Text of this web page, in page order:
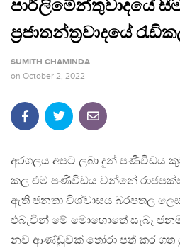
පාර්ලිමේන්තුවාදයේ
ප්‍රජාතන්ත්‍රවාදයේ
SUMITH CHAMINDA
on October 2, 2022
අරගලය අපට ලබා දුන් පණිවිඩය
කල එම පණිවිඩය වන්නේ
ඇති ජනතා විශ්වාසය බරපතල
එබැවින් මේ මොහොතේ සැබෑ
නව ආණ්ඩුවක් තෝරා පත් කර